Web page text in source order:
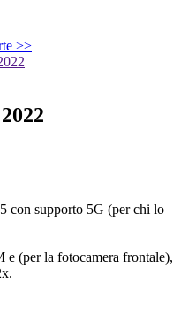
>>
con supporto 5G (per chi lo
(per la fotocamera frontale),